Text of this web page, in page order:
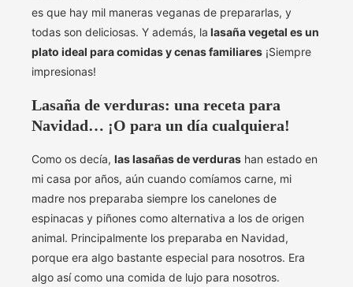
es que hay mil maneras veganas de prepararlas, y
todas son deliciosas. Y además, la lasaña vegetal es un
plato ideal para comidas y cenas familiares ¡Siempre
impresionas!
Lasaña de verduras: una receta para
Navidad… ¡O para un día cualquiera!
Como os decía, las lasañas de verduras han estado en
mi casa por años, aún cuando comíamos carne, mi
madre nos preparaba siempre los canelones de
espinacas y piñones como alternativa a los de origen
animal. Principalmente los preparaba en Navidad,
porque era algo bastante especial para nosotros. Era
algo así como una comida de lujo para nosotros.